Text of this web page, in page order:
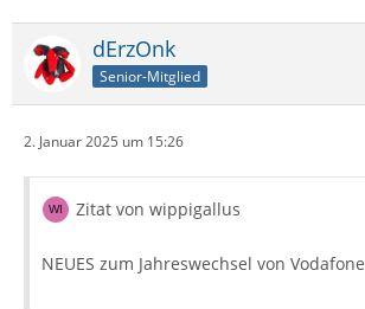
dErzOnk
Senior-Mitglied
2. Januar 2025 um 15:26
Zitat von wippigallus
NEUES zum Jahreswechsel von